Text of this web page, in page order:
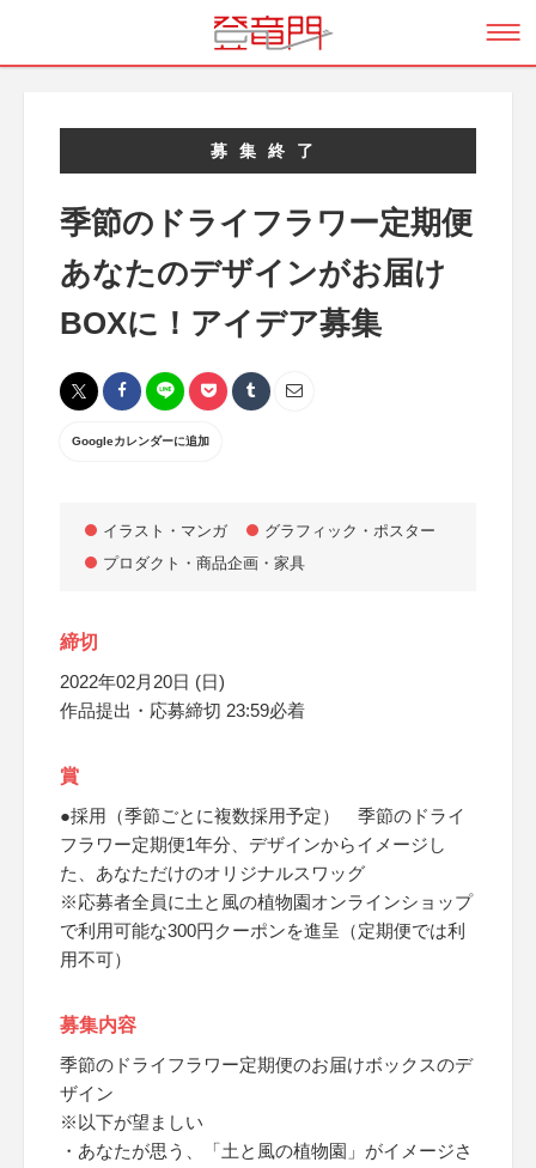
募集終了
季節のドライフラワー定期便
あなたのデザインがお届け
BOXに！アイデア募集
Googleカレンダーに追加
イラスト・マンガ
グラフィック・ポスター
プロダクト・商品企画・家具
締切
2022年02月20日 (日)
作品提出・応募締切 23:59必着
賞
●採用（季節ごとに複数採用予定） 季節のドライ
フラワー定期便1年分、デザインからイメージし
た、あなただけのオリジナルスワッグ
※応募者全員に土と風の植物園オンラインショップ
で利用可能な300円クーポンを進呈（定期便では利
用不可）
募集内容
季節のドライフラワー定期便のお届けボックスのデ
ザイン
※以下が望ましい
・あなたが思う、「土と風の植物園」がイメージさ